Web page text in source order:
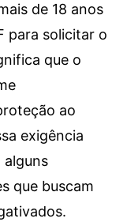
de 18 anos
para solicitar o
que o
ao
exigência
alguns
que buscam